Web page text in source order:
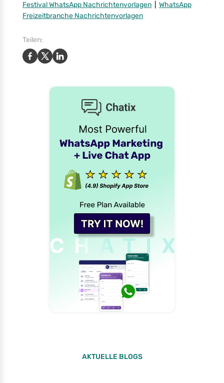
Festival WhatsApp Nachrichtenvorlagen
WhatsApp
Freizeitbranche Nachrichtenvorlagen
Teilen:
AKTUELLE BLOGS